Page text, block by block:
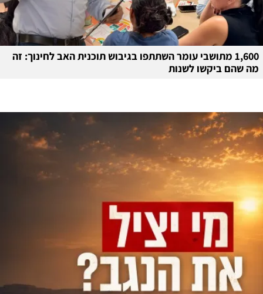
1,600 מתושבי עומר השתתפו בגיבוש תוכנית האב לחינוך: זה
מה שהם ביקשו לשנות